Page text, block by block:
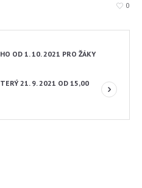
0
OD 1. 10. 2021 PRO ŽÁKY
21. 9. 2021 OD 15,00